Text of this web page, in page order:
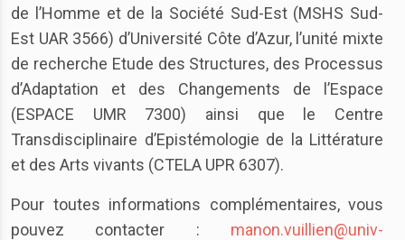
de l’Homme et de la Société Sud-Est (MSHS Sud-
Est UAR 3566) d’Université Côte d’Azur, l’unité mixte
de recherche Etude des Structures, des Processus
d’Adaptation et des Changements de l’Espace
(ESPACE UMR 7300) ainsi que le Centre
Transdisciplinaire d’Epistémologie de la Littérature
et des Arts vivants (CTELA UPR 6307).
Pour toutes informations complémentaires, vous
pouvez contacter : manon.vuillien@univ-